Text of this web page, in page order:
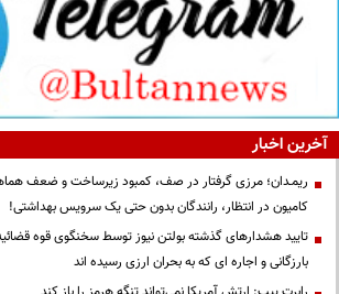
آخرین اخبار
کامیون در انتظار، رانندگان بدون حتی یک سرویس بهداشتی!
تایید هشدارهای گذشته بولتن نیوز توسط سخنگوی قوه
بارزگانی و اجاره ای که به بحران ارزی رسیده اند